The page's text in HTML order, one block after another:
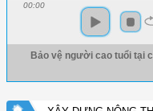
00:00
Bảo vệ người cao tuổi tại